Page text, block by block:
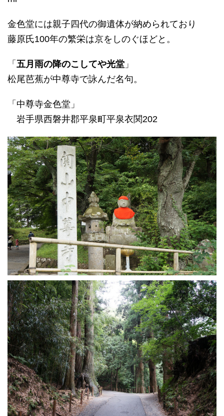
金色堂には親子四代の御遺体が納められており
藤原氏100年の繁栄は京をしのぐほどと。
「 五月雨の降のこしてや光堂 」
松尾芭蕉が中尊寺で詠んだ名句。
「中尊寺金色堂」
岩手県西磐井郡平泉町平泉衣関202